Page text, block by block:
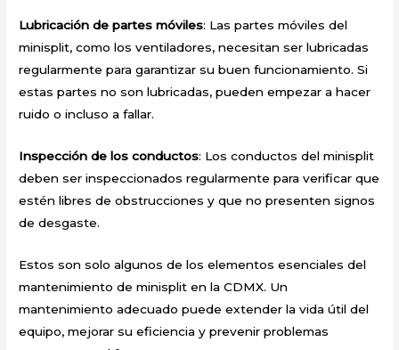
Lubricación de partes móviles: Las partes móviles del
minisplit, como los ventiladores, necesitan ser lubricadas
regularmente para garantizar su buen funcionamiento. Si
estas partes no son lubricadas, pueden empezar a hacer
ruido o incluso a fallar.
Inspección de los conductos: Los conductos del minisplit
deben ser inspeccionados regularmente para verificar que
estén libres de obstrucciones y que no presenten signos
de desgaste.
Estos son solo algunos de los elementos esenciales del
mantenimiento de minisplit en la CDMX. Un
mantenimiento adecuado puede extender la vida útil del
equipo, mejorar su eficiencia y prevenir problemas